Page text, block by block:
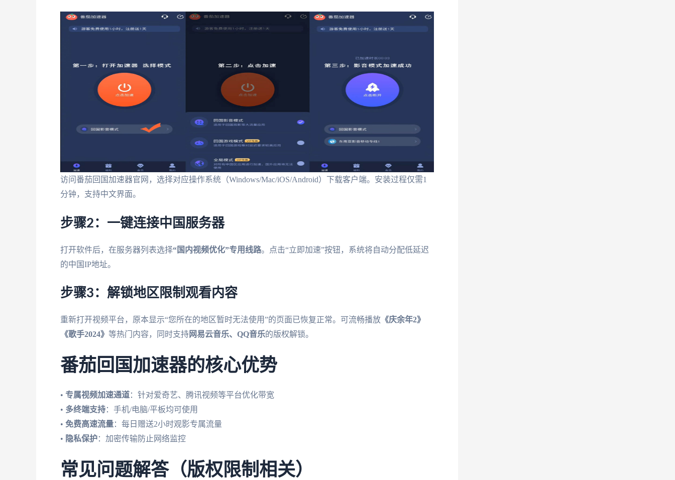
访问番茄回国加速器官网，选择对应操作系统（Windows/Mac/iOS/Android）下载客户端。安装过程仅需1
分钟，支持中文界面。
步骤2：一键连接中国服务器
打开软件后，在服务器列表选择“国内视频优化”专用线路。点击“立即加速”按钮，系统将自动分配低延迟
的中国IP地址。
步骤3：解锁地区限制观看内容
重新打开视频平台，原本显示“您所在的地区暂时无法使用”的页面已恢复正常。可流畅播放 《庆余年2》
《歌手2024》 等热门内容，同时支持网易云音乐、QQ音乐的版权解锁。
番茄回国加速器的核心优势
• 专属视频加速通道：针对爱奇艺、腾讯视频等平台优化带宽
• 多终端支持：手机/电脑/平板均可使用
• 免费高速流量：每日赠送2小时观影专属流量
• 隐私保护：加密传输防止网络监控
常见问题解答（版权限制相关）